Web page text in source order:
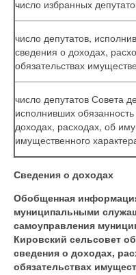
число избранных
число депутатов,
сведения о доходах,
обязательствах
число депутатов Совета
исполнивших
доходах, расходах, об
имущественного
Сведения о доходах
Обобщенная
муниципальными
самоуправления
Кировский сельсовет
сведения о доходах,
обязательствах